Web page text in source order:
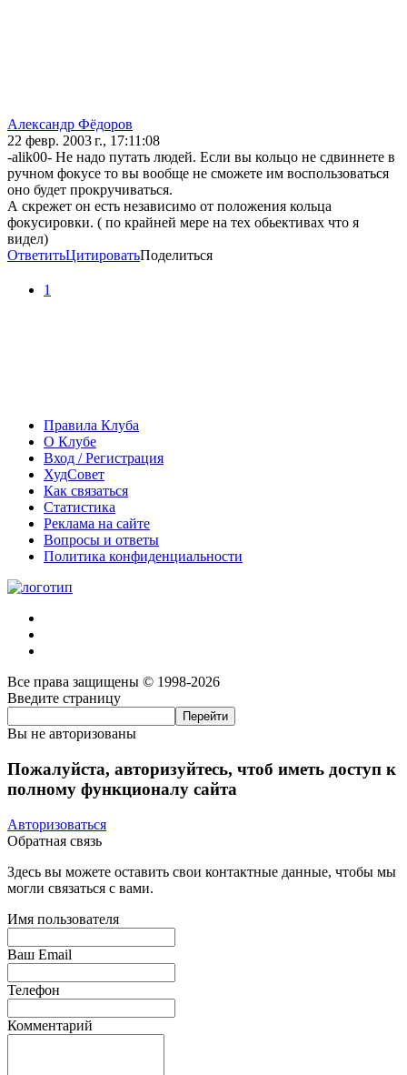
Александр Фёдоров
22 февр. 2003 г., 17:11:08
-alik00- Не надо путать людей. Если вы кольцо не сдвиннете в
ручном фокусе то вы вообще не сможете им воспользоваться
оно будет прокручиваться.
А скрежет он есть независимо от положения кольца
фокусировки. ( по крайней мере на тех обьективах что я
видел)
ОтветитьЦитироватьПоделиться
1
Правила Клуба
О Клубе
Вход / Регистрация
ХудСовет
Как связаться
Статистика
Реклама на сайте
Вопросы и ответы
Политика конфиденциальности
Все права защищены © 1998-2026
Введите страницу
Вы не авторизованы
Пожалуйста, авторизуйтесь, чтоб иметь доступ к
полному функционалу сайта
Авторизоваться
Обратная связь
Здесь вы можете оставить свои контактные данные, чтобы мы
могли связаться с вами.
Имя пользователя
Ваш Email
Телефон
Комментарий